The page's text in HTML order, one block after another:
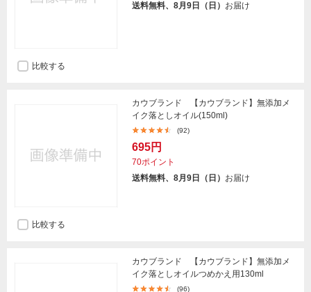
送料無料、8月9日（日） お届け
比較する
カウブランド 【カウブランド】無添加メ
イク落としオイル(150ml)
(92)
695円
70ポイント
送料無料、8月9日（日） お届け
比較する
カウブランド 【カウブランド】無添加メ
イク落としオイルつめかえ用130ml
(96)